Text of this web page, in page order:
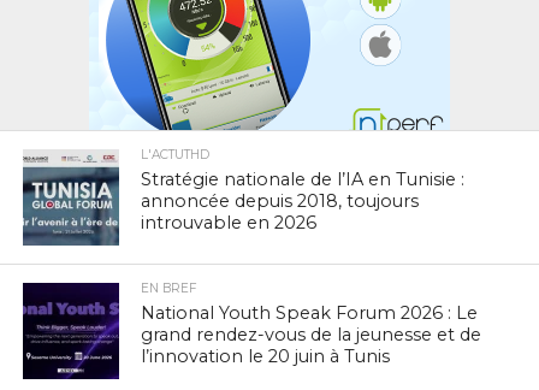
L'ACTUTHD
Stratégie nationale de l’IA en Tunisie :
annoncée depuis 2018, toujours
introuvable en 2026
EN BREF
National Youth Speak Forum 2026 : Le
grand rendez-vous de la jeunesse et de
l’innovation le 20 juin à Tunis